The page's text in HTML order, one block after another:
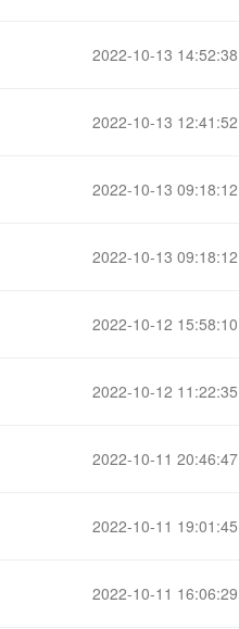
2022-10-13 14:52:38
2022-10-13 12:41:52
2022-10-13 09:18:12
2022-10-13 09:18:12
2022-10-12 15:58:10
2022-10-12 11:22:35
2022-10-11 20:46:47
2022-10-11 19:01:45
2022-10-11 16:06:29